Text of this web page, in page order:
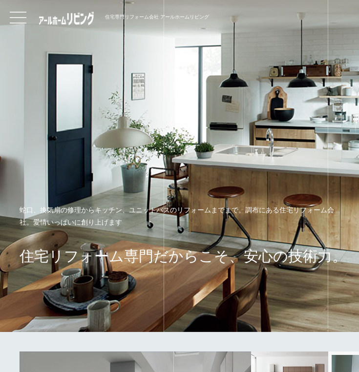
住宅専門リフォーム会社 アールホームリビング
蛇口、換気扇の修理からキッチン、ユニットバスのリフォームまでまで。調布にある住宅リフォーム会
社。愛情いっぱいに創り上げます
住宅リフォーム専門だからこそ、安心の技術力。